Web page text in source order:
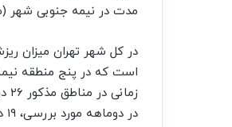
مدت در نیمه جنوبی شهر (مناطق ۹ تا ۲۰) ۸/ ۱
در کل شهر تهران میزان
است که در پنج منطقه
در دوماهه مورد بررسی، ۱۹ درصد بوده است.